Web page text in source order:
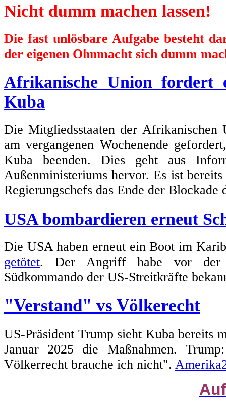
Nicht dumm machen lassen!
Die fast unlösbare Aufgabe besteht
der eigenen Ohnmacht sich dumm
Afrikanische Union fordert
Kuba
Die Mitgliedsstaaten der
am vergangenen Wochenende
Kuba beenden. Dies geht aus
Außenministeriums hervor. Es ist
Regierungschefs das Ende der
USA bombardieren erneut
Die USA haben erneut ein Boot im
getötet. Der Angriff habe vor der
Südkommando der US-Streitkräfte
"Verstand" vs Völkerecht
US-Präsident Trump sieht Kuba bereits
Januar 2025 die Maßnahmen.
Völkerrecht brauche ich nicht".